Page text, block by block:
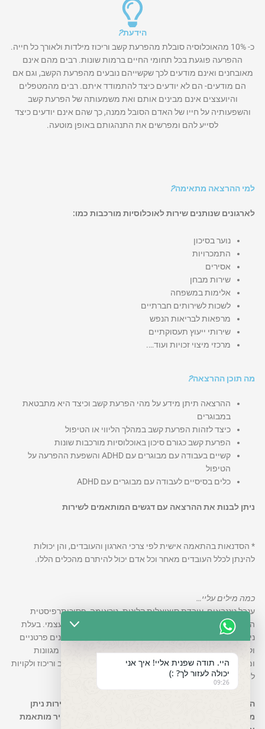
הידעת?
כ- 10% מהאוכלוסיה סובלת מהפרעת קשב וריכוז מילדות ולאורך כל חייה.
ההפרעה פוגעת בכל תחומי החיים ברמות שונות. רבים מהם אינם
מאובחנים ואינם מודעים לכך שקשייהם נובעים מהפרעת הקשב, וגם אם
הם מודעים- הם לא יודעים כיצד להתמודד איתם. רבים מהמטפלים
והיועצצים אינם מבינים אותם ואת משמעותה של הפרעת קשב
והשפעותיה על חייו של האדם הסובל ממנה, כך שהם אינם יודעים כיצד
לסייע להם ומפרשים את התנהגותם באופן מוטעה.
למי ההרצאה מתאימה?
לארגונים שנותנים שירות לאוכלוסיות מורכבות כמו:
נוער בסיכון
התמכרויות
אסירים
שירות מבחן
אלימות במשפחה
לשכות לשירותים חברתיים
מרפאות לבריאות הנפש
שירותי ייעוץ תעסוקתיים
מרכזי מיצוי זכויות ועוד….
מה תוכן ההרצאה?
ההרצאה תיתן מידע על מהי הפרעת קשב וכיצד היא מתבטאת
במבוגרים
כיצד לזהות הפרעת קשב במהלך הליווי או הטיפול
הפרעת קשב כגורם סיכון באוכלוסיות מורכבות שונות
קשיים בעבודה עם מבוגרים עם ADHD והשפעת ההפרעה על
הטיפול
כלים בסיסיים לעבודה עם מבוגרים עם ADHD
ניתן לבנות את ההרצאה עם דגשים המותאמים לשירות
* הסדנאות בהתאמה אישית לפי צרכי הארגון והעובדים, והן יכולות
להינתן לכלל העובדים מאחר וכל אדם יכול להיתרם מהכלים הללו.
כמה מילים עליי…
ענבל טננבאום, עובדת סוציאלית קלינית- טראומה, פסיכותרפיסטית
התנהגותית- קוגניטיבית CBT ובעלת הפרעת קשב וריכוז בעצמי. בעלת
ניסיון רב במגזר הציבורי ובקליניקה פרטית בטיפולים ואימונים פרטניים
וקבוצתיים ובפרט בתחום התעסוקה והקריירה באוכלוסיות מגוונות
וממגזרים שונים כולל פוני רווחה ובפרט בבעלי הפרעת קשב וריכוז ולקויות
למידה.
העלות נקבעת בהתאם לצרכים, זמן, מרחק וכיוצ"ב. השירות ניתן
מאיזור נהריה ועד תל אביב. צרו קשר לקבלת הצעת מחיר מותאמת
היי. תודה שפנית אליי! איך אני
יכולה לעזור לך? :)
09:26